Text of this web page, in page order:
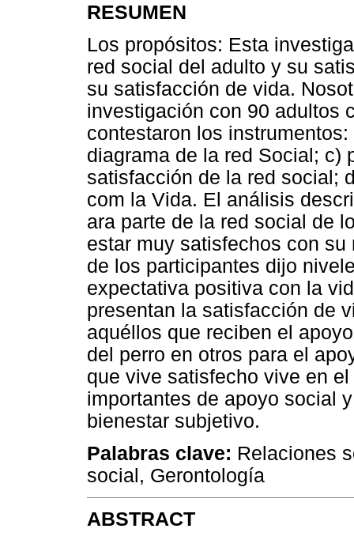
RESUMEN
Los propósitos: Esta
red social del adulto y su
su satisfacción de vida.
investigación con 90 adultos
contestaron los
diagrama de la red Social; c)
satisfacción de la red social;
com la Vida. El análisis
ara parte de la red social de
estar muy satisfechos con
de los participantes dijo
expectativa positiva con la
presentan la satisfacción de
aquéllos que reciben el
del perro en otros para el
que vive satisfecho vive en
importantes de apoyo social
bienestar subjetivo.
Palabras clave: Relaciones
social, Gerontología
ABSTRACT